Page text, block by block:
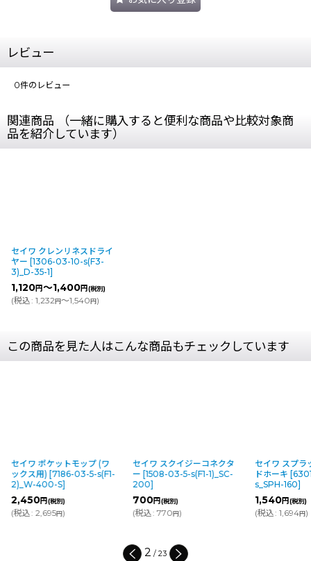
レビュー
0件のレビュー
関連商品 （一緒に購入すると便利な商品や比較対象商
品を紹介しています）
セイワ クレンリネスドライ
ヤー [1306-03-10-s(F3-
3)_D-35-1]
1,120円～1,400円(税別)
(税込: 1,232円～1,540円)
この商品を見た人はこんな商品もチェックしています
セイワ ポケットモップ (ワ
ックス用) [7186-03-5-s(F1-
2)_W-400-S]
2,450円(税別)
(税込: 2,695円)
セイワ スクイジーコネクタ
ー [1508-03-5-s(F1-1)_SC-
200]
700円(税別)
(税込: 770円)
セイワ スプラ
ドホーキ [
s_SPH-160]
1,540円(税別)
(税込: 1,694円)
2 / 23